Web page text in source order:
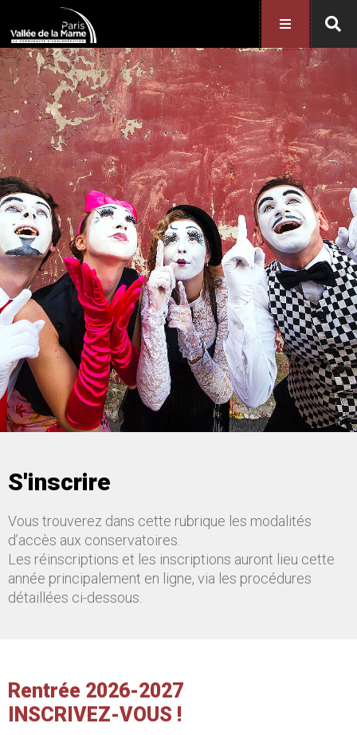
S'inscrire
Vous trouverez dans cette rubrique les modalités
d’accès aux conservatoires.
Les réinscriptions et les inscriptions auront lieu cette
année principalement en ligne, via les procédures
détaillées ci-dessous.
Rentrée 2026-2027
INSCRIVEZ-VOUS !